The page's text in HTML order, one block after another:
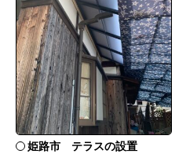
姫路市 テラスの設置